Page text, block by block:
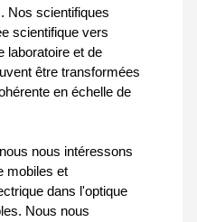
Nos scientifiques
scientifique vers
laboratoire et de
être transformées
en échelle de
nous intéressons
mobiles et
dans l'optique
Nous nous